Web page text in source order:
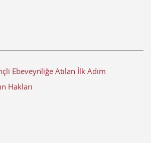
Ebeveynliğe Atılan İlk Adım
Hakları